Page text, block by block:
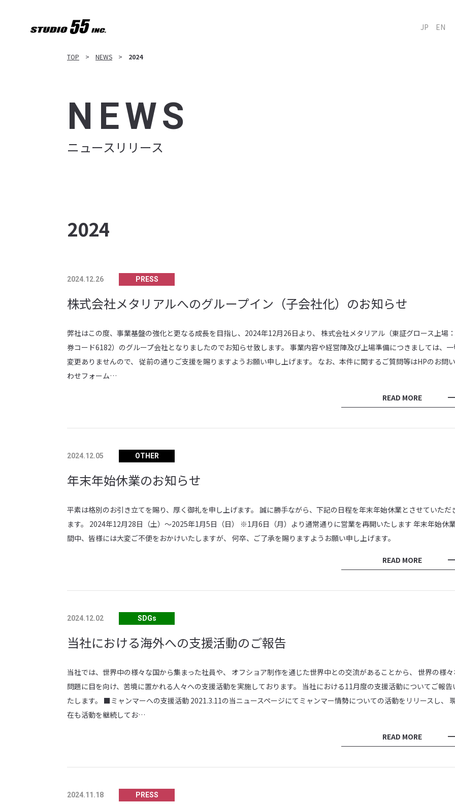
JP EN
TOP NEWS 2024
NEWS
ニュースリリース
2024
2024.12.26 PRESS
株式会社メタリアルへのグループイン（子会社化）のお知らせ
弊社はこの度、事業基盤の強化と更なる成長を目指し、2024年12月26日より、 株式会社メタリアル（東証グロース上場
券コード6182）のグループ会社となりましたのでお知らせ致します。 事業内容や経営陣及び上場準備につきましては、
変更ありませんので、 従前の通りご支援を賜りますようお願い申し上げます。 なお、本件に関するご質問等はHPのお問
わせフォーム…
READ MORE
2024.12.05 OTHER
年末年始休業のお知らせ
平素は格別のお引き立てを賜り、厚く御礼を申し上げます。 誠に勝手ながら、下記の日程を年末年始休業とさせていただ
ます。 2024年12月28日（土）～2025年1月5日（日） ※1月6日（月）より通常通りに営業を再開いたします 年末年始休
間中、皆様には大変ご不便をおかけいたしますが、 何卒、ご了承を賜りますようお願い申し上げます。
READ MORE
2024.12.02 SDGs
当社における海外への支援活動のご報告
当社では、世界中の様々な国から集まった社員や、 オフショア制作を通じた世界中との交流があることから、 世界の様
問題に目を向け、苦境に置かれる人々への支援活動を実施しております。 当社における11月度の支援活動についてご報告
たします。 ■ミャンマーへの支援活動 2021.3.11の当ニュースページにてミャンマー情勢についての活動をリリースし、
在も活動を継続してお…
READ MORE
2024.11.18 PRESS